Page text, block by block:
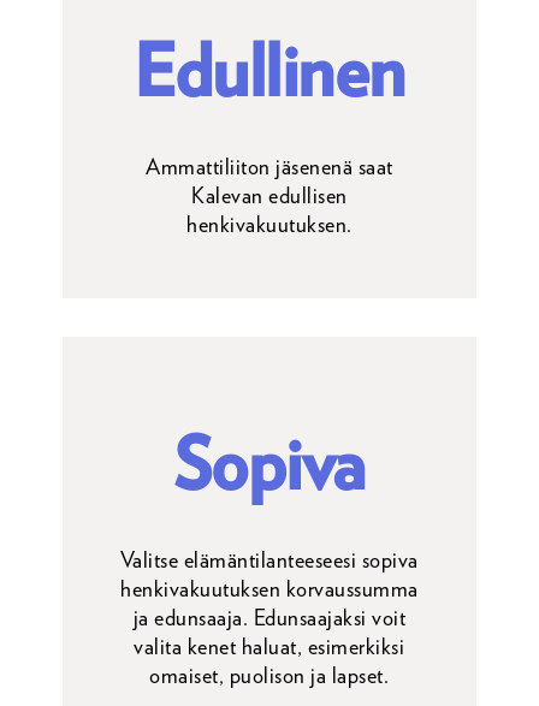
Edullinen
Ammattiliiton jäsenenä saat
Kalevan edullisen
henkivakuutuksen.
Sopiva
Valitse elämäntilanteeseesi sopiva
henkivakuutuksen korvaussumma
ja edunsaaja. Edunsaajaksi voit
valita kenet haluat, esimerkiksi
omaiset, puolison ja lapset.